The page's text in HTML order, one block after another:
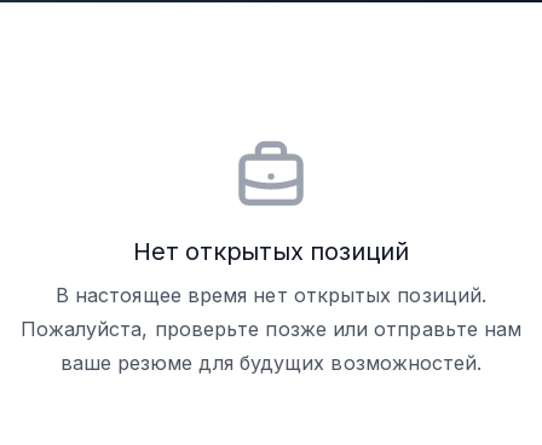
Нет открытых позиций
В настоящее время нет открытых позиций.
Пожалуйста, проверьте позже или отправьте нам
ваше резюме для будущих возможностей.